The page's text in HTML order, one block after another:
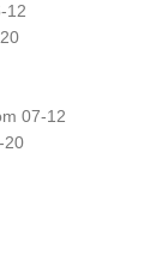
12
07-12
20